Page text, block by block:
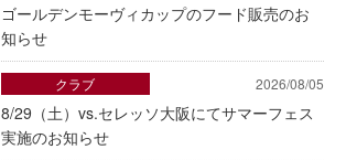
ゴールデンモーヴィカップのフード販売のお
知らせ
2026/08/05
8/29（土）vs.セレッソ大阪にてサマーフェス
実施のお知らせ
クラブ